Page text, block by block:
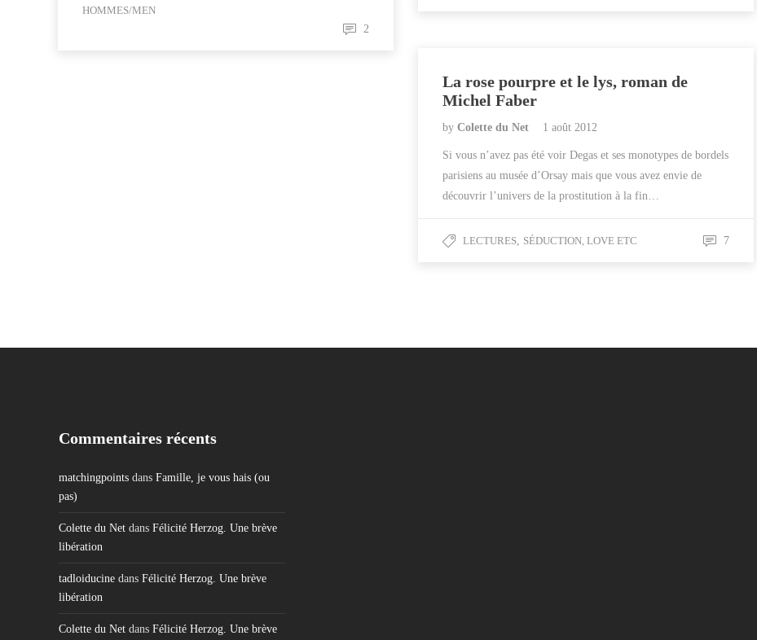
HOMMES/MEN
2
La rose pourpre et le lys, roman de
Michel Faber
by Colette du Net 1 août 2012
Si vous n’avez pas été voir Degas et ses monotypes de bordels
parisiens au musée d’Orsay mais que vous avez envie de
découvrir l’univers de la prostitution à la fin…
LECTURES, SÉDUCTION, LOVE ETC 7
Commentaires récents
matchingpoints dans Famille, je vous hais (ou
pas)
Colette du Net dans Félicité Herzog. Une brève
libération
tadloiducine dans Félicité Herzog. Une brève
libération
Colette du Net dans Félicité Herzog. Une brève